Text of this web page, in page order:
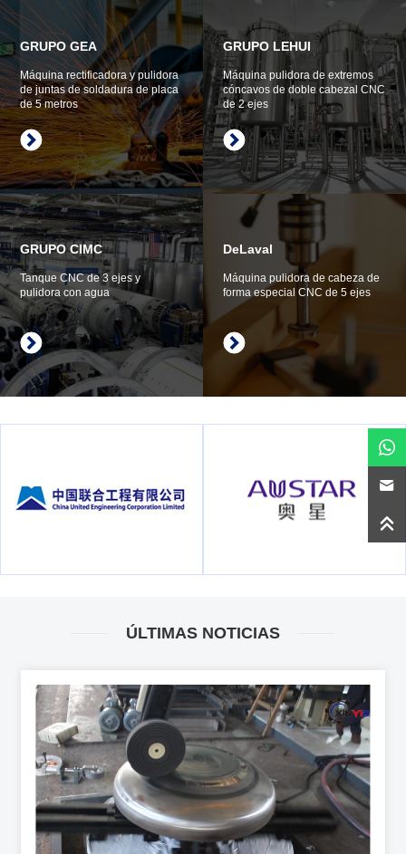
GRUPO GEA
Máquina rectificadora y pulidora
de juntas de soldadura de placa
de 5 metros
GRUPO LEHUI
Máquina pulidora de extremos
cóncavos de doble cabezal CNC
de 2 ejes
GRUPO CIMC
Tanque CNC de 3 ejes y
pulidora con agua
DeLaval
Máquina pulidora de cabeza de
forma especial CNC de 5 ejes
ÚLTIMAS NOTICIAS